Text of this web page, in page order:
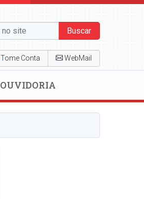
Buscar
Tome Conta WebMail
OUVIDORIA